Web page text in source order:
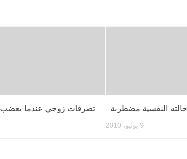
تصرفات زوجي عندما يغضب النفسية مضطربة
9 يوليو، 2010